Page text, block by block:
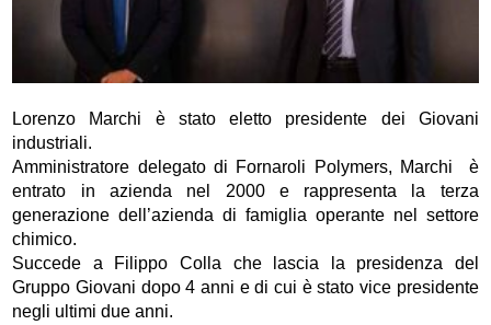
Lorenzo Marchi è stato eletto presidente dei Giovani
industriali.
Amministratore delegato di Fornaroli Polymers, Marchi è
entrato in azienda nel 2000 e rappresenta la terza
generazione dell’azienda di famiglia operante nel settore
chimico.
Succede a Filippo Colla che lascia la presidenza del
Gruppo Giovani dopo 4 anni e di cui è stato vice presidente
negli ultimi due anni.